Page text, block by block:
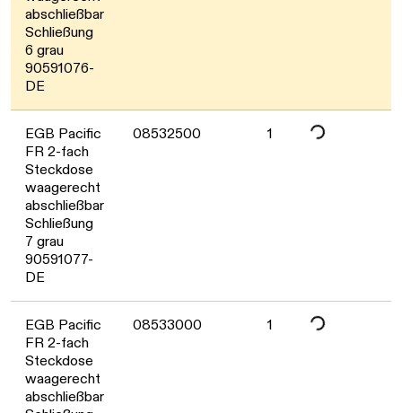
abschließbar
Schließung
6 grau
90591076-
DE
EGB Pacific
FR 2-fach
Steckdose
waagerecht
abschließbar
Schließung
7 grau
90591077-
DE
08532500 1 Daten werden
EGB Pacific
FR 2-fach
Steckdose
waagerecht
abschließbar
08533000 1 Daten werden